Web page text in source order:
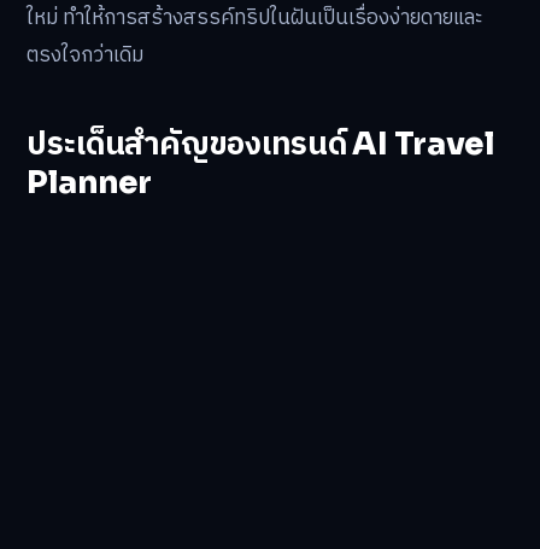
ใหม่ ทำให้การสร้างสรรค์ทริปในฝันเป็นเรื่องง่ายดายและ
ตรงใจกว่าเดิม
ประเด็นสำคัญของเทรนด์ AI Travel
Planner